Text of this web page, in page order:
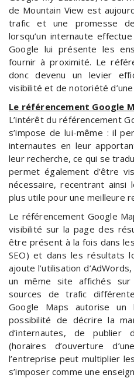
de Mountain View est
trafic et une promesse
lorsqu’un internaute
Google lui présente les
fournir à proximité. Le
donc devenu un levier
visibilité et de notoriété
Le référencement Google
L’intérêt du référencement
s’impose de lui-même : il
internautes en leur
leur recherche, ce qui se
permet également d’être
nécessaire, recentrant
plus utile pour une meilleure
Le référencement Google
visibilité sur la page des
être présent à la fois dans
SEO) et dans les résultats
ajoute l’utilisation
un même site affichés
sources de trafic
Google Maps autorise
possibilité de décrire la
d’internautes, de publier
(horaires d’ouverture
l’entreprise peut multiplier
s’imposer comme une